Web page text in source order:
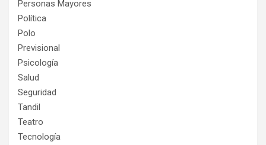
Personas Mayores
Política
Polo
Previsional
Psicología
Salud
Seguridad
Tandil
Teatro
Tecnología